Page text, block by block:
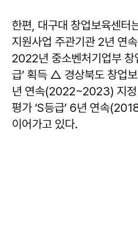
한편, 대구대 창업보육센
지원사업 주관기관 2년
2022년 중소벤처기업부 창
급’ 획득 △ 경상북도 창업
년 연속(2022~2023) 지
평가 ‘S등급’ 6년 연속
이어가고 있다.